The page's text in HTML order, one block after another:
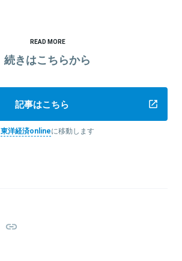
READ MORE
続きはこちらから
記事はこちら
東洋経済onlineに移動します